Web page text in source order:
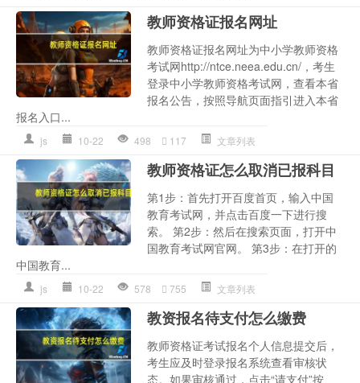
教师资格证报名网址
教师资格证报名网址为中小学教师资格
考试网http://ntce.neea.edu.cn/，考生
登录中小学教师资格考试网，查看本省
报名公告，按照导航页面指引进入本省
报名入口...
js 10-22 498 117 文章列表
教师资格证怎么取消已报科目
第1步：首先打开百度首页，输入中国
教育考试网，并点击百度一下进行搜
索。 第2步：然后在搜索页面，打开中
国教育考试网官网。 第3步：在打开的
中国教育...
js 10-22 578 755 文章列表
教资报名待支付怎么缴费
教师资格证考试报名个人信息提交后，
考生应及时登录报名系统查看审核状
态。如果审核通过，点击“请支付”按